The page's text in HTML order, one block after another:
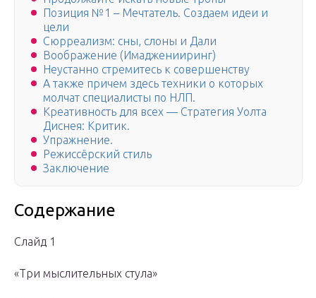
Позиция №1 – Мечтатель. Создаем идеи и
цели
Сюрреализм: сны, слоны и Дали
Воображение (Имадженииринг)
Неустанно стремитесь к совершенству
А также причем здесь техники о которых
молчат специалисты по НЛП.
Креативность для всех — Стратегия Уолта
Диснея: Критик.
Упражнение.
Режиссёрский стиль
Заключение
Содержание
Слайд 1
«Три мыслительных стула»